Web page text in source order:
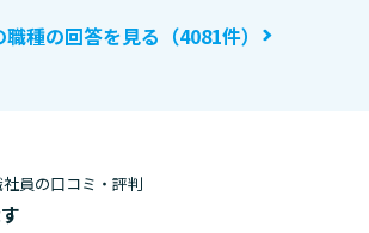
職種の回答を見る（4081件）
員の口コミ・評判